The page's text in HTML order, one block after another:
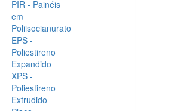
PIR - Painéis
em
Poliisocianurato
EPS -
Poliestireno
Expandido
XPS -
Poliestireno
Extrudido